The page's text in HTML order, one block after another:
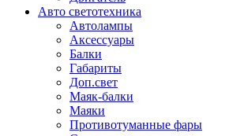
Авто светотехника
Автолампы
Аксессуары
Балки
Габариты
Доп.свет
Маяк-балки
Маяки
Противотуманные фары